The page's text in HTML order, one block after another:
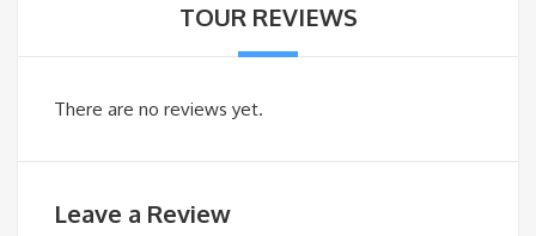
TOUR REVIEWS
There are no reviews yet.
Leave a Review